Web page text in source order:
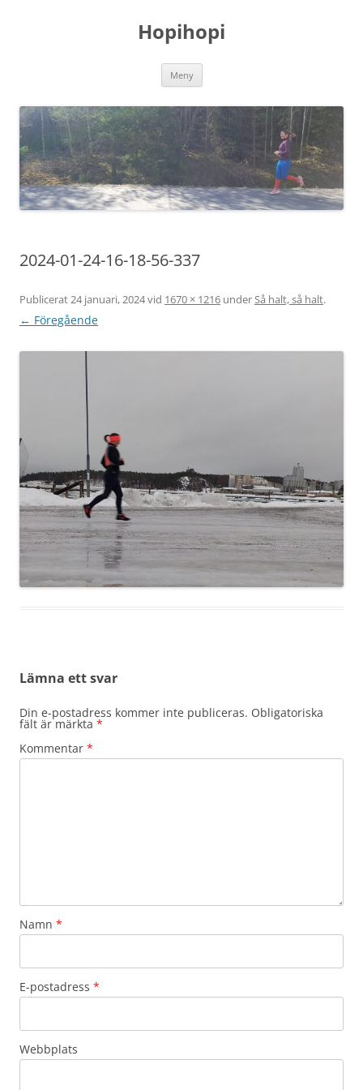
Hopihopi
Meny
2024-01-24-16-18-56-337
Publicerat 24 januari, 2024vid 1670 × 1216 under Så halt, så halt.
← Föregående
Lämna ett svar
Din e-postadress kommer inte publiceras. Obligatoriska
fält är märkta *
Kommentar *
Namn *
E-postadress *
Webbplats